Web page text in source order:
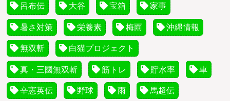
呂布伝 大谷 宝箱 家事
暑さ対策 栄養素 梅雨 沖縄情報
無双斬 白猫プロジェクト
真・三國無双斬 筋トレ 貯水率 車
辛憲英伝 野球 雨 馬超伝